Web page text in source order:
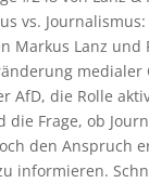
vs.
Markus Lanz und
medialer
AfD, die Rolle
Frage, ob
den Anspruch
informieren.